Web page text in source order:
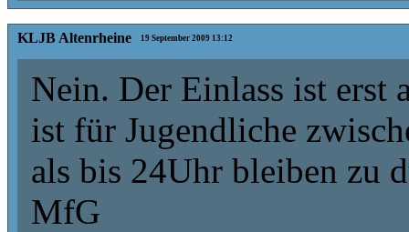
KLJB Altenrheine 19 September 2009 13:12
Nein. Der Einlass ist erst
ist für Jugendliche
als bis 24Uhr bleiben zu
MfG